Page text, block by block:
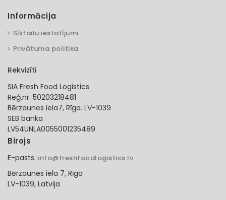
Informācija
Sīkfailu iestatījumi
Privātuma politika
Rekvizīti
SIA Fresh Food Logistics
Reģ.nr. 50203218481
Bērzaunes iela7, Rīga. LV-1039
SEB banka
LV54UNLA0055001235489
Birojs
E-pasts: info@freshfoodlogistics.lv
Bērzaunes iela 7, Rīga
LV-1039, Latvija